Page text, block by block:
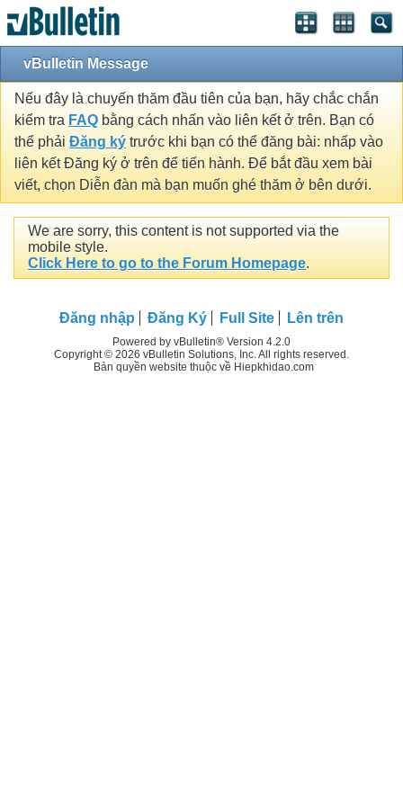
vBulletin Message
Nếu đây là chuyến thăm đầu tiên của bạn, hãy chắc chắn
kiểm tra FAQ bằng cách nhấn vào liên kết ở trên. Bạn có
thể phải Đăng ký trước khi bạn có thể đăng bài: nhấp vào
liên kết Đăng ký ở trên để tiến hành. Để bắt đầu xem bài
viết, chọn Diễn đàn mà bạn muốn ghé thăm ở bên dưới.
We are sorry, this content is not supported via the
mobile style.
Click Here to go to the Forum Homepage.
Đăng nhập Đăng Ký Full Site Lên trên
Powered by vBulletin® Version 4.2.0
Copyright © 2026 vBulletin Solutions, Inc. All rights reserved.
Bản quyền website thuộc về Hiepkhidao.com